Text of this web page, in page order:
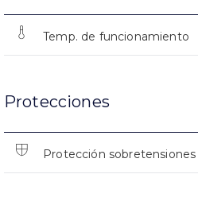
Temp. de funcionamiento
Protecciones
Protección sobretensiones